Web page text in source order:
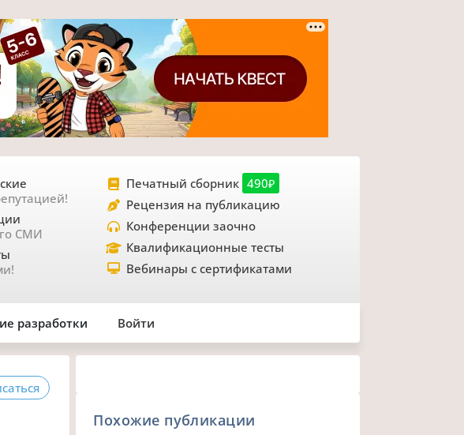
СМИ
Печатный сборник 490₽
Рецензия на публикацию
Конференции заочно
Квалификационные тесты
Вебинары с сертификатами
разработки Войти
Похожие публикации